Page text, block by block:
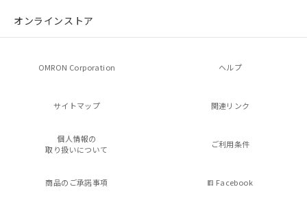
オンラインストア
OMRON Corporation ヘルプ
サイトマップ 関連リンク
個人情報の
取り扱いについて
ご利用条件
商品のご承諾事項 Facebook